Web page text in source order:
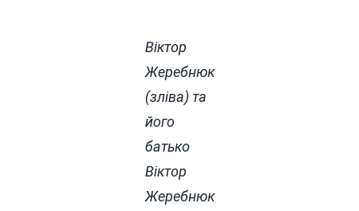
Віктор
Жеребнюк
(зліва) та
його
батько
Віктор
Жеребнюк